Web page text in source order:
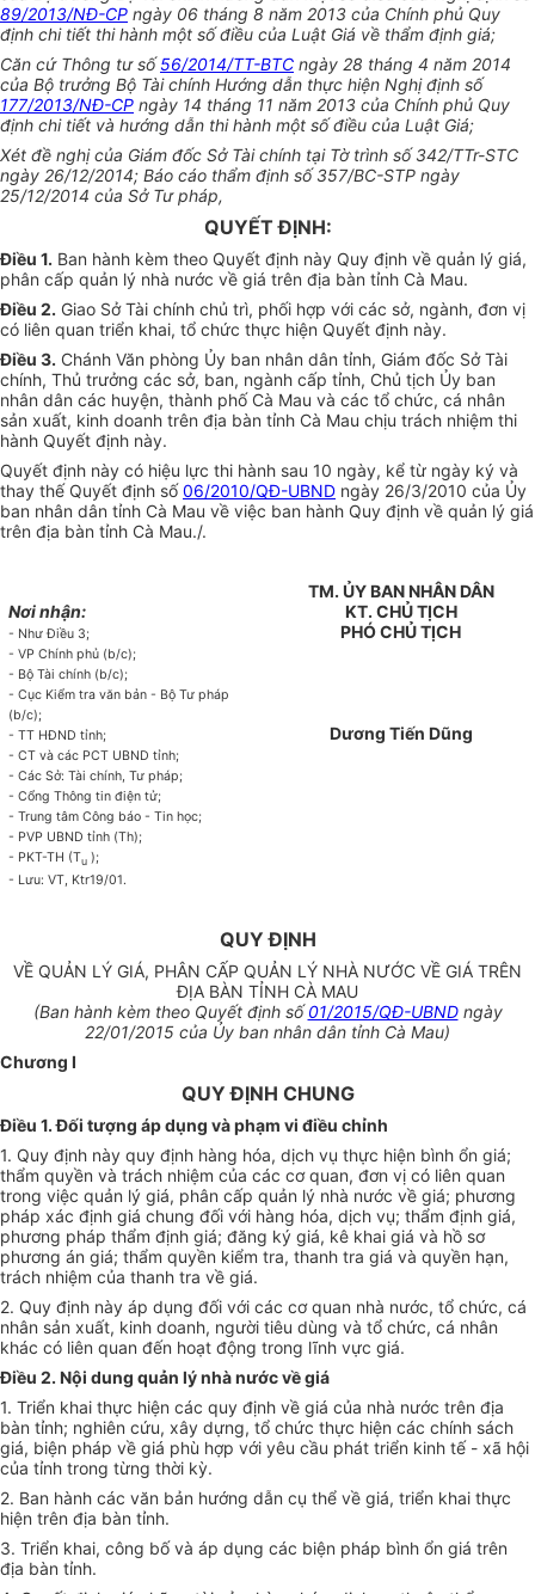
89/2013/NĐ-CP ngày 06 tháng 8 năm 2013 của Chính phủ Quy
định chi tiết thi hành một số điều của Luật Giá về thẩm định giá;
Căn cứ Thông tư số56/2014/TT-BTC ngày 28 tháng 4 năm 2014
của Bộ trưởng Bộ Tài chính Hướng dẫn thực hiện Nghị định số
177/2013/NĐ-CP ngày 14 tháng 11 năm 2013 của Chính phủ Quy
định chi tiết và hướng dẫn thi hành một số điều của Luật Giá;
Xét đề nghị của Giám đốc Sở Tài chính tại Tờ trình số 342/TTr-STC
ngày 26/12/2014; Báo cáo thẩm định số 357/BC-STP ngày
25/12/2014 của Sở Tư pháp,
QUYẾT ĐỊNH:
Điều 1. Ban hành kèm theo Quyết định này Quy định về quản lý giá,
phân cấp quản lý nhà nước về giá trên địa bàn tỉnh Cà Mau.
Điều 2. Giao Sở Tài chính chủ trì, phối hợp với các sở, ngành, đơn vị
có liên quan triển khai, tổ chức thực hiện Quyết định này.
Điều 3. Chánh Văn phòng Ủy ban nhân dân tỉnh, Giám đốc Sở Tài
chính, Thủ trưởng các sở, ban, ngành cấp tỉnh, Chủ tịch Ủy ban
nhân dân các huyện, thành phố Cà Mau và các tổ chức, cá nhân
sản xuất, kinh doanh trên địa bàn tỉnh Cà Mau chịu trách nhiệm thi
hành Quyết định này.
Quyết định này có hiệu lực thi hành sau 10 ngày, kể từ ngày ký và
thay thế Quyết định số06/2010/QĐ-UBND ngày 26/3/2010 của Ủy
ban nhân dân tỉnh Cà Mau về việc ban hành Quy định về quản lý giá
trên địa bàn tỉnh Cà Mau./.
Nơi nhận:
- Như Điều 3;
- VP Chính phủ (b/c);
- Bộ Tài chính (b/c);
- Cục Kiểm tra văn bản - Bộ Tư pháp
(b/c);
- TT HĐND tỉnh;
- CT và các PCT UBND tỉnh;
- Các Sở: Tài chính, Tư pháp;
- Cổng Thông tin điện tử;
- Trung tâm Công báo - Tin học;
- PVP UBND tỉnh (Th);
- PKT-TH (Tu );
- Lưu: VT, Ktr19/01.
TM. ỦY BAN NHÂN DÂN
KT. CHỦ TỊCH
PHÓ CHỦ TỊCH
Dương Tiến Dũng
QUY ĐỊNH
VỀ QUẢN LÝ GIÁ, PHÂN CẤP QUẢN LÝ NHÀ NƯỚC VỀ GIÁ TRÊN
ĐỊA BÀN TỈNH CÀ MAU
(Ban hành kèm theo Quyết định số01/2015/QĐ-UBNDngày
22/01/2015 của Ủy ban nhân dân tỉnh Cà Mau)
Chương I
QUY ĐỊNH CHUNG
Điều 1. Đối tượng áp dụng và phạm vi điều chỉnh
1. Quy định này quy định hàng hóa, dịch vụ thực hiện bình ổn giá;
thẩm quyền và trách nhiệm của các cơ quan, đơn vị có liên quan
trong việc quản lý giá, phân cấp quản lý nhà nước về giá; phương
pháp xác định giá chung đối với hàng hóa, dịch vụ; thẩm định giá,
phương pháp thẩm định giá; đăng ký giá, kê khai giá và hồ sơ
phương án giá; thẩm quyền kiểm tra, thanh tra giá và quyền hạn,
trách nhiệm của thanh tra về giá.
2. Quy định này áp dụng đối với các cơ quan nhà nước, tổ chức, cá
nhân sản xuất, kinh doanh, người tiêu dùng và tổ chức, cá nhân
khác có liên quan đến hoạt động trong lĩnh vực giá.
Điều 2. Nội dung quản lý nhà nước về giá
1. Triển khai thực hiện các quy định về giá của nhà nước trên địa
bàn tỉnh; nghiên cứu, xây dựng, tổ chức thực hiện các chính sách
giá, biện pháp về giá phù hợp với yêu cầu phát triển kinh tế - xã hội
của tỉnh trong từng thời kỳ.
2. Ban hành các văn bản hướng dẫn cụ thể về giá, triển khai thực
hiện trên địa bàn tỉnh.
3. Triển khai, công bố và áp dụng các biện pháp bình ổn giá trên
địa bàn tỉnh.